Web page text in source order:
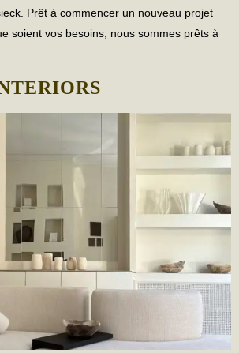
Prêt à commencer un nouveau projet
soient vos besoins, nous sommes prêts à